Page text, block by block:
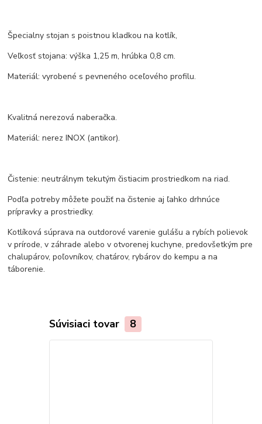
Špecialny stojan s poistnou kladkou na kotlík,
Veľkosť stojana: výška 1,25 m, hrúbka 0,8 cm.
Materiál: vyrobené s pevneného oceľového profilu.
Kvalitná nerezová naberačka.
Materiál: nerez INOX (antikor).
Čistenie: neutrálnym tekutým čistiacim prostriedkom na riad.
Podľa potreby môžete použiť na čistenie aj ľahko drhnúce
prípravky a prostriedky.
Kotlíková súprava na outdorové varenie gulášu a rybích polievok
v prírode, v záhrade alebo v otvorenej kuchyne, predovšetkým pre
chalupárov, poľovníkov, chatárov, rybárov do kempu a na
táborenie.
Súvisiaci tovar 8